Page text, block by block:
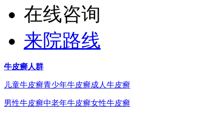
在线咨询
来院路线
牛皮癣人群
儿童牛皮癣青少年牛皮癣成人牛皮癣
男性牛皮癣中老年牛皮癣女性牛皮癣